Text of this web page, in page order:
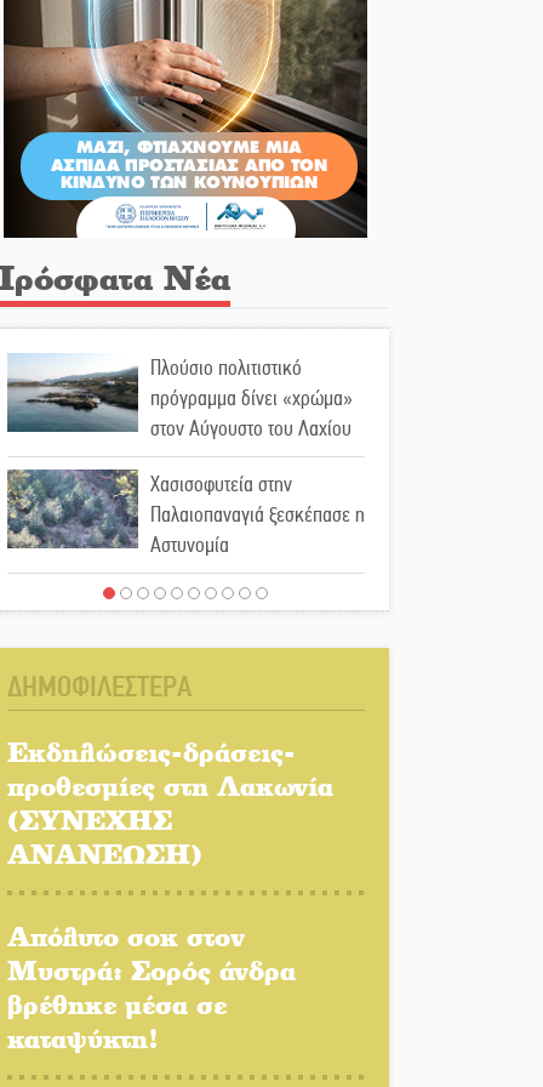
Νέα
Πλούσιο πολιτιστικό
πρόγραμμα δίνει «χρώμα»
στον Αύγουστο του Λαχίου
Χασισοφυτεία στην
Παλαιοπαναγιά ξεσκέπασε η
Αστυνομία
Μπαρόκ μελωδίες κάτω
Μονεμβασιάς
Διακοπή ρεύματος στο Έλος
Στο Γύθειο η Άντζελα
Νταλίκα έπεσε σε γκρεμό
στον Κλαδά: Νεκρός ο
48χρονος οδηγός
«Ανοιχτή Πόλη» απόψε η
ΔΗΜΟΦΙΛΕΣΤΕΡΑ
Εκδηλώσεις-δράσεις-
προθεσμίες στη Λακωνία
(ΣΥΝΕΧΗΣ
ΑΝΑΝΕΩΣΗ)
Απόλυτο σοκ στον
Μυστρά: Σορός άνδρα
βρέθηκε μέσα σε
καταψύκτη!